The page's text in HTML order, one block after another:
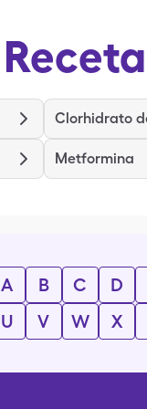
Clorhidrato
Metformina
A B C D
U
V W X